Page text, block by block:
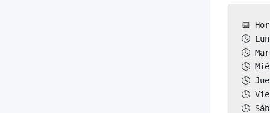
📅
🕓
🕓
🕓
🕓
🕓
🕓